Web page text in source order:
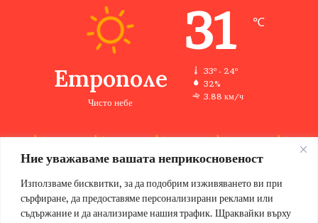
Ние уважаваме вашата неприкосновеност
Използваме бисквитки, за да подобрим изживяването ви при
сърфиране, да предоставяме персонализирани реклами или
съдържание и да анализираме нашия трафик. Щраквайки върху
Етрополе
Чисто небе
31 ℃
33º - 24º
32%
3.88 км/ч
33 ℃ 33 ℃ 34 ℃ 33 ℃